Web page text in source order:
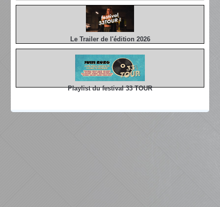
Le Trailer de l'édition 2026
Playlist du festival 33 TOUR